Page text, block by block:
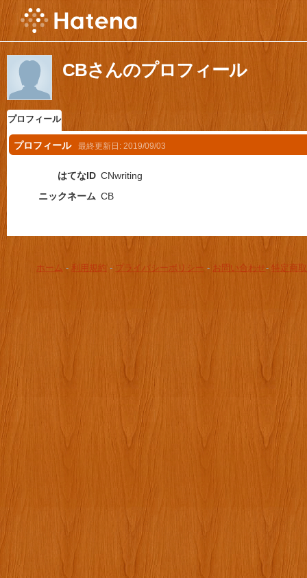
CBさんのプロフィール
プロフィール
プロフィール 最終更新日: 2019/09/03
はてなID CNwriting
ニックネーム CB
ホーム - 利用規約 - プライバシーポリシー - お問い合わせ- 特定商